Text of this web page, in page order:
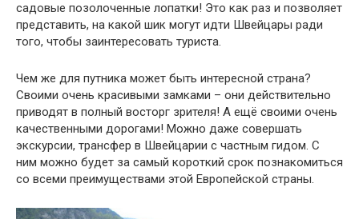
садовые позолоченные лопатки! Это как раз и позволяет
представить, на какой шик могут идти Швейцары ради
того, чтобы заинтересовать туриста.
Чем же для путника может быть интересной страна?
Своими очень красивыми замками – они действительно
приводят в полный восторг зрителя! А ещё своими очень
качественными дорогами! Можно даже совершать
экскурсии, трансфер в Швейцарии с частным гидом. С
ним можно будет за самый короткий срок познакомиться
со всеми преимуществами этой Европейской страны.